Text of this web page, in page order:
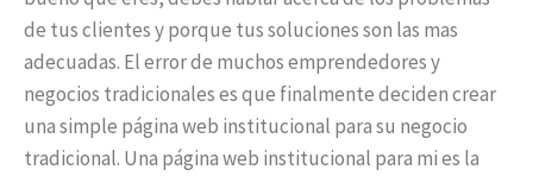
de tus clientes y porque tus soluciones son las mas
adecuadas. El error de muchos emprendedores y
negocios tradicionales es que finalmente deciden crear
una simple página web institucional para su negocio
tradicional. Una página web institucional para mi es la